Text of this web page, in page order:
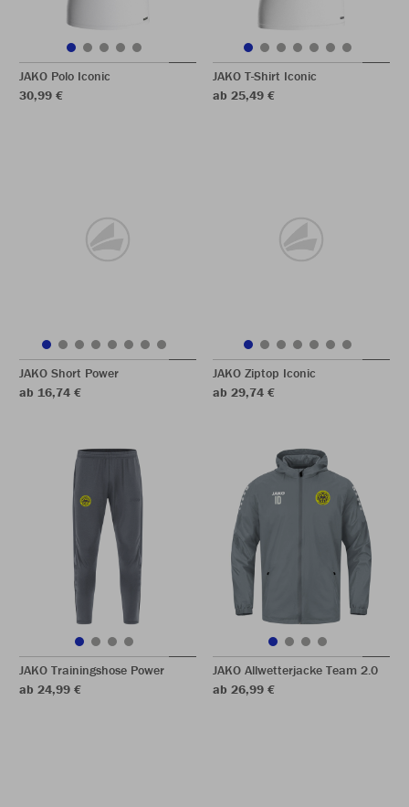
JAKO Polo Iconic
30,99 €
JAKO T-Shirt Iconic
ab 25,49 €
JAKO Short Power
ab 16,74 €
JAKO Ziptop Iconic
ab 29,74 €
JAKO Trainingshose Power
ab 24,99 €
JAKO Allwetterjacke Team 2.0
ab 26,99 €